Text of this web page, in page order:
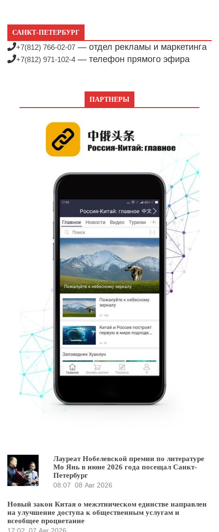
САНКТ-ПЕТЕРБУРГ
+7(812) 766-02-07 — отдел рекламы и маркетинга
+7(812) 971-102-4 — телефон прямого эфира
ПАРТНЕРЫ
Лауреат Нобелевской премии по литературе
Мо Янь в июне 2026 года посещал Санкт-
Петербург
08:07 08 Авг 2026
Новый закон Китая о межэтническом единстве направлен
на улучшение доступа к общественным услугам и
всеобщее процветание